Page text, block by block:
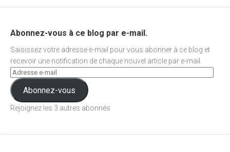
Abonnez-vous à ce blog par e-mail.
Saisissez votre adresse e-mail pour vous abonner à ce blog et
recevoir une notification de chaque nouvel article par e-mail.
Abonnez-vous
Rejoignez les 3 autres abonnés